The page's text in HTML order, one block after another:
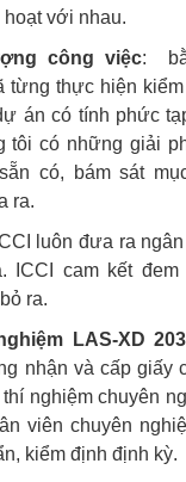
với nhau.
công việc:
từng thực hiện
án có tính phức
tôi có những giải
có, bám sát
ra.
luôn đưa ra
ICCI cam kết
ra.
LAS-XD 203
nhận và cấp giấy
nghiệm chuyên
viên chuyên
kiểm định định kỳ.